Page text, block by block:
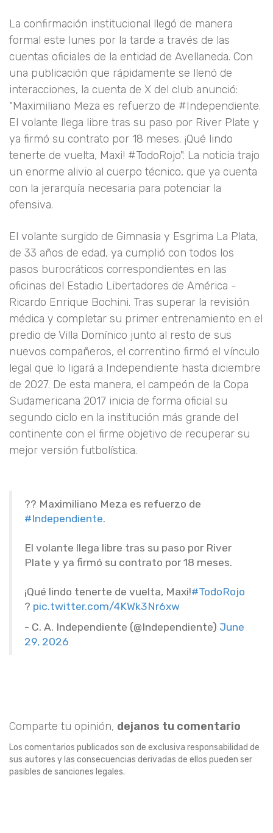
La confirmación institucional llegó de manera
formal este lunes por la tarde a través de las
cuentas oficiales de la entidad de Avellaneda. Con
una publicación que rápidamente se llenó de
interacciones, la cuenta de X del club anunció:
"Maximiliano Meza es refuerzo de #Independiente.
El volante llega libre tras su paso por River Plate y
ya firmó su contrato por 18 meses. ¡Qué lindo
tenerte de vuelta, Maxi! #TodoRojo". La noticia trajo
un enorme alivio al cuerpo técnico, que ya cuenta
con la jerarquía necesaria para potenciar la
ofensiva.
El volante surgido de Gimnasia y Esgrima La Plata,
de 33 años de edad, ya cumplió con todos los
pasos burocráticos correspondientes en las
oficinas del Estadio Libertadores de América -
Ricardo Enrique Bochini. Tras superar la revisión
médica y completar su primer entrenamiento en el
predio de Villa Domínico junto al resto de sus
nuevos compañeros, el correntino firmó el vínculo
legal que lo ligará a Independiente hasta diciembre
de 2027. De esta manera, el campeón de la Copa
Sudamericana 2017 inicia de forma oficial su
segundo ciclo en la institución más grande del
continente con el firme objetivo de recuperar su
mejor versión futbolística.
?? Maximiliano Meza es refuerzo de
#Independiente.
El volante llega libre tras su paso por River
Plate y ya firmó su contrato por 18 meses.
¡Qué lindo tenerte de vuelta, Maxi!#TodoRojo
? pic.twitter.com/4KWk3Nr6xw
- C. A. Independiente (@Independiente) June
29, 2026
Comparte tu opinión, dejanos tu comentario
Los comentarios publicados son de exclusiva responsabilidad de
sus autores y las consecuencias derivadas de ellos pueden ser
pasibles de sanciones legales.